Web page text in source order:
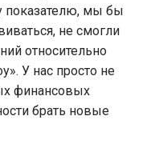
показателю, мы бы
не смогли
относительно
У нас просто не
финансовых
брать новые